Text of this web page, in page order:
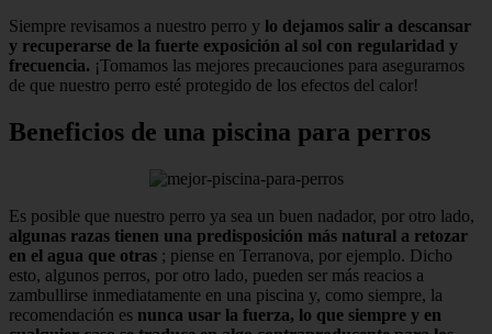
Siempre revisamos a nuestro perro y lo dejamos salir a descansar
y recuperarse de la fuerte exposición al sol con regularidad y
frecuencia. ¡Tomamos las mejores precauciones para asegurarnos
de que nuestro perro esté protegido de los efectos del calor!
Beneficios de una piscina para perros
Es posible que nuestro perro ya sea un buen nadador, por otro lado,
algunas razas tienen una predisposición más natural a retozar
en el agua que otras ; piense en Terranova, por ejemplo. Dicho
esto, algunos perros, por otro lado, pueden ser más reacios a
zambullirse inmediatamente en una piscina y, como siempre, la
recomendación es nunca usar la fuerza, lo que siempre y en